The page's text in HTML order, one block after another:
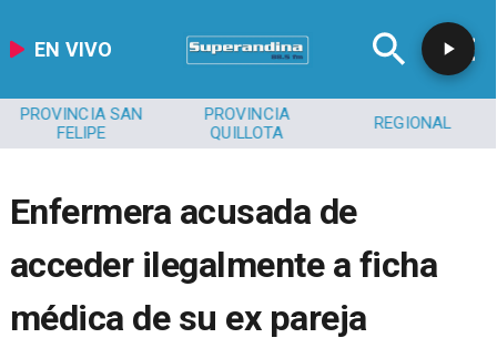
EN VIVO
PROVINCIA SAN
FELIPE
PROVINCIA
QUILLOTA
REGIONAL
Enfermera acusada de
acceder ilegalmente a ficha
médica de su ex pareja